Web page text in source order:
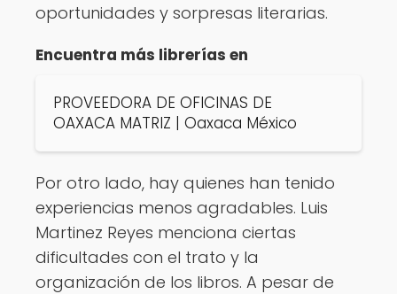
oportunidades y sorpresas literarias.
Encuentra más librerías en
PROVEEDORA DE OFICINAS DE
OAXACA MATRIZ | Oaxaca México
Por otro lado, hay quienes han tenido
experiencias menos agradables. Luis
Martinez Reyes menciona ciertas
dificultades con el trato y la
organización de los libros. A pesar de